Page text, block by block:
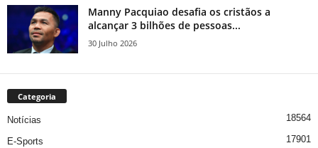
Manny Pacquiao desafia os cristãos a
alcançar 3 bilhões de pessoas...
30 Julho 2026
Categoria
Notícias 18564
E-Sports 17901